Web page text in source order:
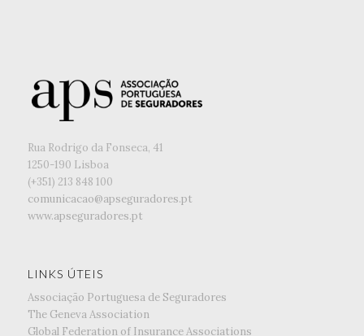
Rua Rodrigo da Fonseca, 41
1250-190 Lisboa
(+351) ‭213 848 100
comunicacao@apseguradores.pt
www.apseguradores.pt
LINKS ÚTEIS
Associação Portuguesa de Seguradores
The Geneva Association
Global Federation of Insurance Associations